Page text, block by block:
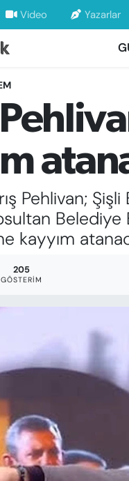
Video Yazarlar
Pehlivan;
Belediye
kayyım
205
GÖSTERIM
Fikstür